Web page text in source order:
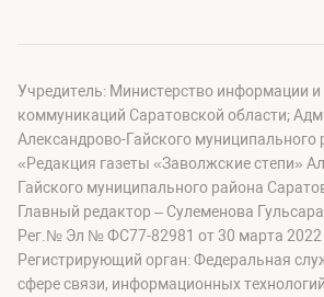
Учредитель: Министерство информации
коммуникаций Саратовской области;
Александрово-Гайского
«Редакция газеты «Заволжские степи»
Гайского муниципального района
Главный редактор – Сулеменова
Рег.№ Эл № ФС77-82981 от 30 марта 2022
Регистрирующий орган: Федеральная
сфере связи, информационных